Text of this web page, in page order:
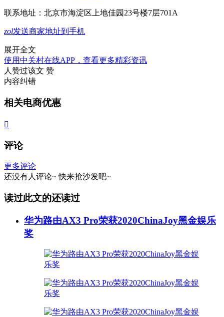
联系地址： 北京市海淀区上地佳园23号楼7层701A
zol发送商家地址到手机
展开全文
使用中关村在线APP，查看更多精彩资讯
人赞过该文 赞
内容纠错
相关电商优惠

评论
更多评论
还没有人评论~ 快来抢沙发吧~
读过此文的还读过
华为路由AX3 Pro荣获2020ChinaJoy黑金娱乐
奖